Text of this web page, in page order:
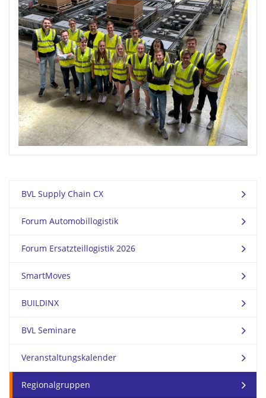
BVL Supply Chain CX
Forum Automobillogistik
Forum Ersatzteillogistik 2026
SmartMoves
BUILDINX
BVL Seminare
Veranstaltungskalender
Regionalgruppen